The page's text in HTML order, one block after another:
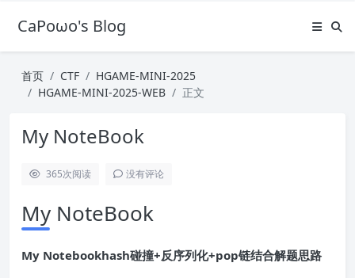
CaPoωo's Blog
首页 CTF
HGAME-MINI-2025
HGAME-MINI-2025-WEB
正文
My NoteBook
365次阅读 没有评论
My NoteBook
My Notebookhash碰撞+反序列化+pop链结合解题思路